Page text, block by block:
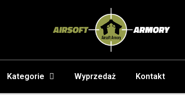
Kategorie Wyprzedaż Kontakt